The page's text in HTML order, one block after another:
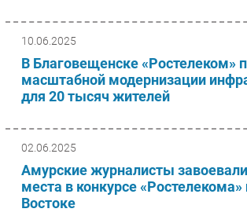
10.06.2025
В Благовещенске «Ростелеком»
масштабной модернизации
для 20 тысяч жителей
02.06.2025
Амурские журналисты
места в конкурсе
Востоке